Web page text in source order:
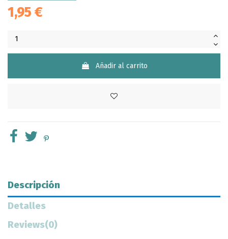
1,95 €
Añadir al carrito
Descripción
Detalles
Reviews(0)